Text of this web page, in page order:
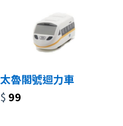
太魯閣號迴力車
$ 99